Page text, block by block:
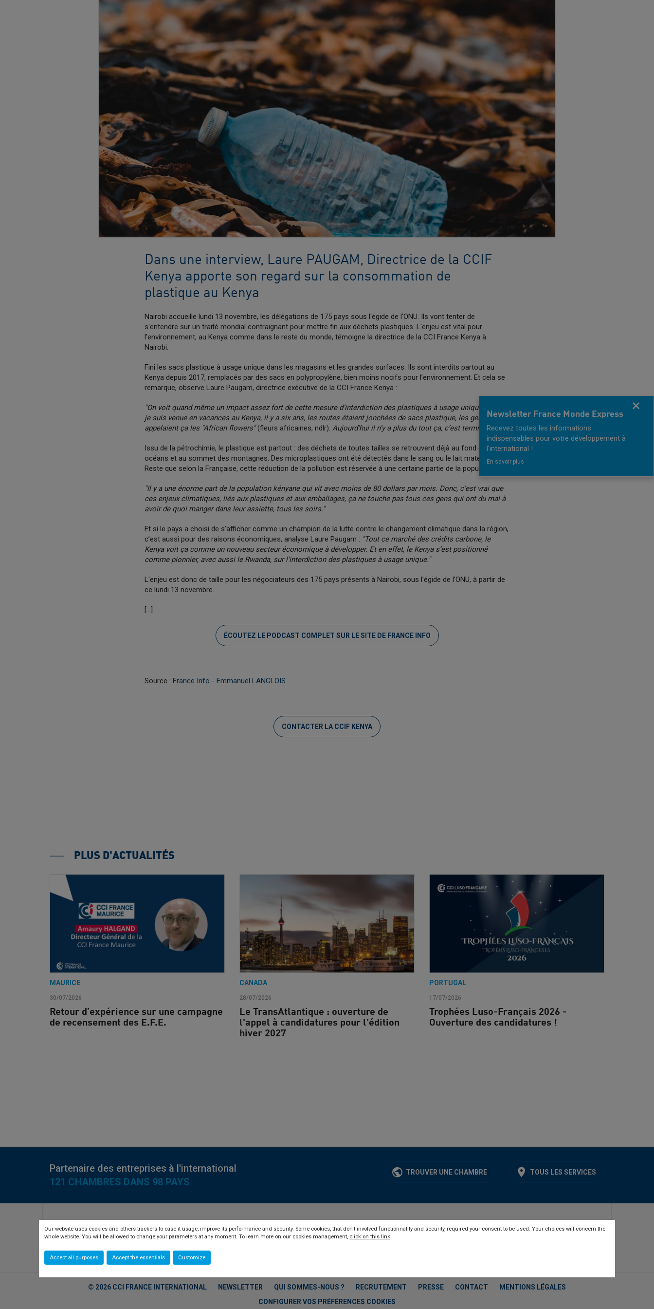
Our website uses cookies and others trackers to ease it usage, improve its performance and security. Some cookies, that don't involved functionnality and security, required your consent to be used. Your choices will concern the
whole website. You will be allowed to change your parameters at any moment. To learn more on our cookies management, click on this link.
Accept all purposes Accept the essentials Customize
Dans une interview, Laure PAUGAM, Directrice de la CCIF
Kenya apporte son regard sur la consommation de
plastique au Kenya
Nairobi accueille lundi 13 novembre, les délégations de 175 pays sous l'égide de l'ONU. Ils vont tenter de
s'entendre sur un traité mondial contraignant pour mettre fin aux déchets plastiques. L'enjeu est vital pour
l'environnement, au Kenya comme dans le reste du monde, témoigne la directrice de la CCI France Kenya à
Nairobi.
Fini les sacs plastique à usage unique dans les magasins et les grandes surfaces. Ils sont interdits partout au
Kenya depuis 2017, remplacés par des sacs en polypropylène, bien moins nocifs pour l’environnement. Et cela se
remarque, observe Laure Paugam, directrice exécutive de la CCI France Kenya :
"On voit quand même un impact assez fort de cette mesure d’interdiction des plastiques à usage unique. Quand
je suis venue en vacances au Kenya, il y a six ans, les routes étaient jonchées de sacs plastique, les gens
appelaient ça les "African flowers"(fleurs africaines, ndlr). Aujourd’hui il n’y a plus du tout ça, c’est terminé."
Issu de la pétrochimie, le plastique est partout : des déchets de toutes tailles se retrouvent déjà au fond des
océans et au sommet des montagnes. Des microplastiques ont été détectés dans le sang ou le lait maternel.
Reste que selon la Française, cette réduction de la pollution est réservée à une certaine partie de la population :
"Il y a une énorme part de la population kényane qui vit avec moins de 80 dollars par mois. Donc, c’est vrai que
ces enjeux climatiques, liés aux plastiques et aux emballages, ça ne touche pas tous ces gens qui ont du mal à
avoir de quoi manger dans leur assiette, tous les soirs."
Et si le pays a choisi de s’afficher comme un champion de la lutte contre le changement climatique dans la région,
c’est aussi pour des raisons économiques, analyse Laure Paugam : "Tout ce marché des crédits carbone, le
Kenya voit ça comme un nouveau secteur économique à développer. Et en effet, le Kenya s’est positionné
comme pionnier, avec aussi le Rwanda, sur l’interdiction des plastiques à usage unique."
L'enjeu est donc de taille pour les négociateurs des 175 pays présents à Nairobi, sous l’égide de l’ONU, à partir de
ce lundi 13 novembre.
[...]
ÉCOUTEZ LE PODCAST COMPLET SUR LE SITE DE FRANCE INFO
Source : France Info - Emmanuel LANGLOIS
CONTACTER LA CCIF KENYA
PLUS D'ACTUALITÉS
MAURICE
30/07/2026
Retour d’expérience sur une campagne
de recensement des E.F.E.
CANADA
28/07/2026
Le TransAtlantique : ouverture de
l'appel à candidatures pour l'édition
hiver 2027
PORTUGAL
17/07/2026
Trophées Luso-Français 2026 -
Ouverture des candidatures !
Partenaire des entreprises à l'international
121 CHAMBRES DANS 98 PAYS
TOUS LES SERVICES
TROUVER UNE CHAMBRE
© 2026 CCI FRANCE INTERNATIONAL NEWSLETTER QUI SOMMES-NOUS ? RECRUTEMENT PRESSE CONTACT
MENTIONS LÉGALES
CONFIGURER VOS PRÉFÉRENCES COOKIES
Newsletter France Monde Express
Recevez toutes les informations
indispensables pour votre développement à
l'international !
En savoir plus